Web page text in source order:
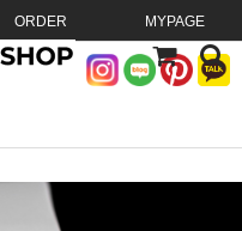
ORDER MYPAGE